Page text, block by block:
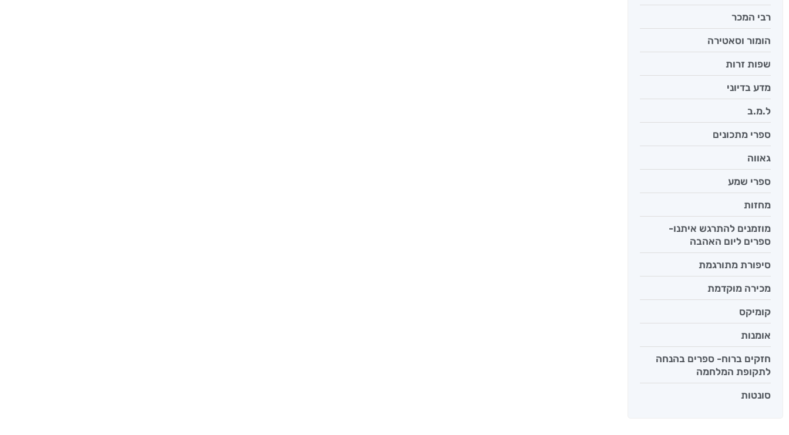
רבי המכר
הומור וסאטירה
שפות זרות
מדע בדיוני
ל.מ.ב
ספרי מתכונים
גאווה
ספרי שמע
מחזות
מוזמנים להתרגש איתנו-
ספרים ליום האהבה
סיפורת מתורגמת
מכירה מוקדמת
קומיקס
אומנות
חזקים ברוח- ספרים בהנחה
לתקופת המלחמה
סונטות